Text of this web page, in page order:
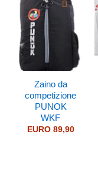
Zaino da
competizione
PUNOK
WKF
EURO89,90